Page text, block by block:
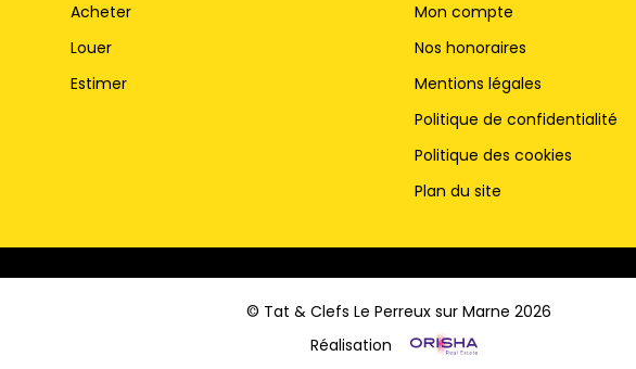
Acheter
Louer
Estimer
Mon compte
Nos honoraires
Mentions légales
Politique de confidentialité
Politique des cookies
Plan du site
© Tat & Clefs Le Perreux sur Marne 2026
Réalisation